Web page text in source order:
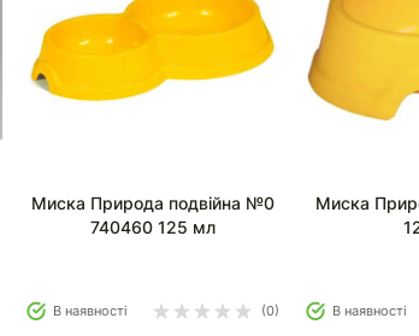
Миска Природа подвійна №0
740460 125 мл
В наявності (0)
Миска
В наявності